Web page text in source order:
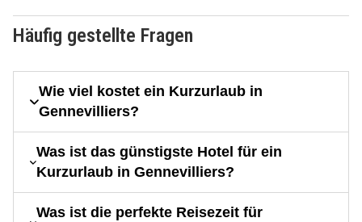
Häufig gestellte Fragen
Wie viel kostet ein Kurzurlaub in
Gennevilliers?
Was ist das günstigste Hotel für ein
Kurzurlaub in Gennevilliers?
Was ist die perfekte Reisezeit für